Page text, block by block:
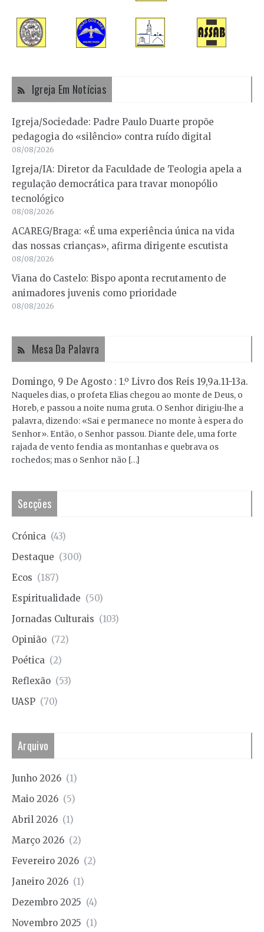
Igreja Em Notícias
Igreja/Sociedade: Padre Paulo Duarte propõe
pedagogia do «silêncio» contra ruído digital
08/08/2026
Igreja/IA: Diretor da Faculdade de Teologia apela a
regulação democrática para travar monopólio
tecnológico
08/08/2026
ACAREG/Braga: «É uma experiência única na vida
das nossas crianças», afirma dirigente escutista
08/08/2026
Viana do Castelo: Bispo aponta recrutamento de
animadores juvenis como prioridade
08/08/2026
Mesa Da Palavra
Domingo, 9 De Agosto : 1.º Livro dos Reis 19,9a.11-13a.
Naqueles dias, o profeta Elias chegou ao monte de Deus, o
Horeb, e passou a noite numa gruta. O Senhor dirigiu-lhe a
palavra, dizendo: «Sai e permanece no monte à espera do
Senhor». Então, o Senhor passou. Diante dele, uma forte
rajada de vento fendia as montanhas e quebrava os
rochedos; mas o Senhor não […]
Secções
Crónica (43)
Destaque (300)
Ecos (187)
Espiritualidade (50)
Jornadas Culturais (103)
Opinião (72)
Poética (2)
Reflexão (53)
UASP (70)
Arquivo
Junho 2026 (1)
Maio 2026 (5)
Abril 2026 (1)
Março 2026 (2)
Fevereiro 2026 (2)
Janeiro 2026 (1)
Dezembro 2025 (4)
Novembro 2025 (1)